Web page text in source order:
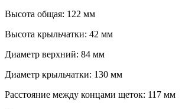
Высота общая: 122 мм
Высота крыльчатки: 42 мм
Диаметр верхний: 84 мм
Диаметр крыльчатки: 130 мм
Расстояние между концами щеток: 117 мм